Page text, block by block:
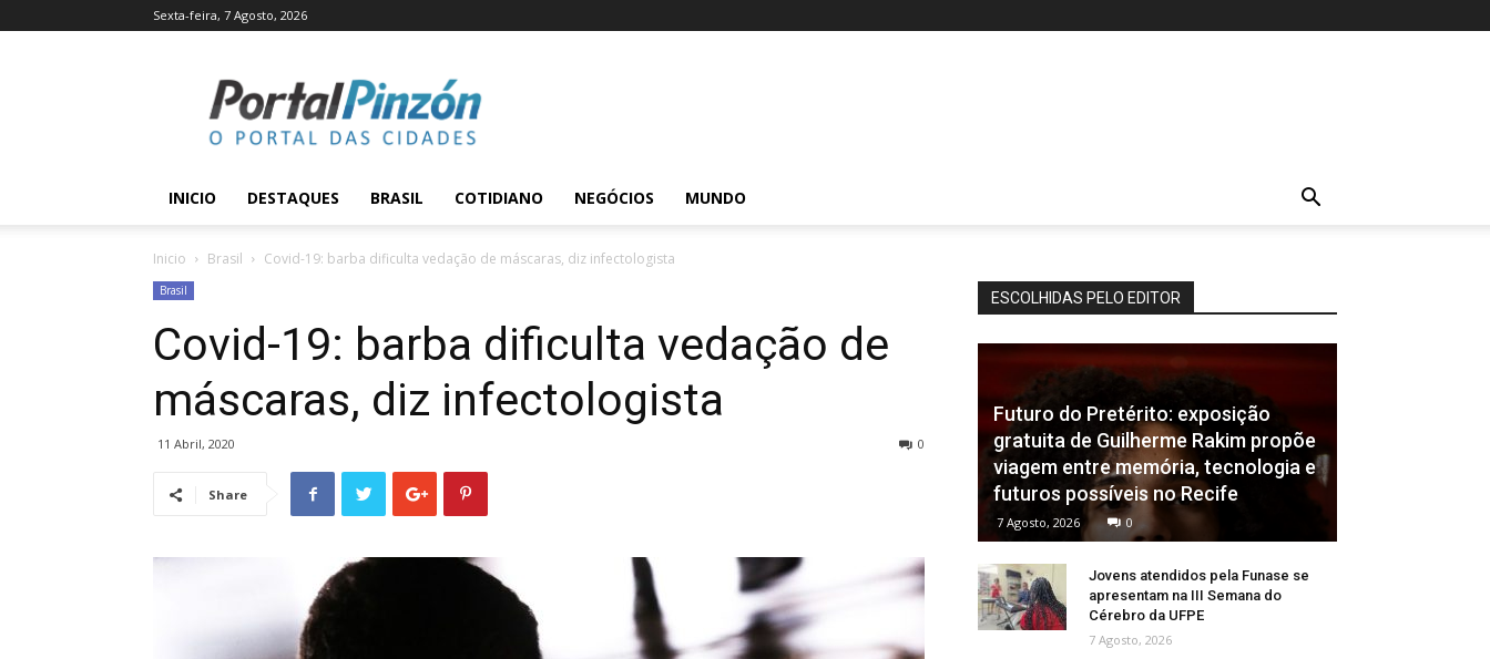
Sexta-feira, 7 Agosto, 2026
Pinzón
INICIO DESTAQUES BRASIL COTIDIANO NEGÓCIOS MUNDO
Inicio Brasil Covid-19: barba dificulta vedação de máscaras, diz infectologista
Brasil
Covid-19: barba dificulta vedação de
máscaras, diz infectologista
11 Abril, 2020 0
Share
ESCOLHIDAS PELO EDITOR
Futuro do Pretérito: exposição
gratuita de Guilherme Rakim propõe
viagem entre memória, tecnologia e
futuros possíveis no Recife
7 Agosto, 2026 0
Jovens atendidos pela Funase se
apresentam na III Semana do
Cérebro da UFPE
7 Agosto, 2026